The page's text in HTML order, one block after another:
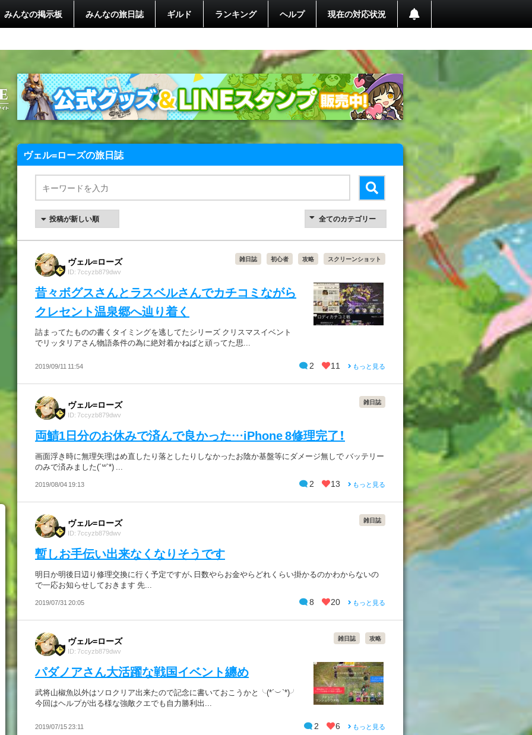
みんなの掲示板 みんなの旅日誌 ギルド ランキング ヘルプ 現在の対応状況
ヴェル=ローズの旅日誌
ヴェル=ローズ
ID: 7ccyzb879dwv
雑日誌 初心者 攻略 スクリーンショット
昔々ボグスさんとラスベルさんでカチコミながら
クレセント温泉郷へ辿り着く
詰まってたものの書くタイミングを逃してたシリーズ クリスマスイベント
でリッタリアさん物語条件の為に絶対着かねばと頑ってた思...
2019/09/11 11:54 2 11 もっと見る
ヴェル=ローズ
ID: 7ccyzb879dwv
雑日誌
両鯖1日分のお休みで済んで良かった…iPhone 8修理完了！
画面浮き時に無理矢理はめ直したり落としたりしなかったお陰か基盤等にダメージ無しで バッテリー
のみで済みました(´꒳`*) ...
2019/08/04 19:13 2 13 もっと見る
ヴェル=ローズ
ID: 7ccyzb879dwv
雑日誌
暫しお手伝い出来なくなりそうです
明日か明後日辺り修理交換に行く予定ですが、日数やらお金やらどれくらい掛かるのかわからないの
で一応お知らせしておきます 先...
2019/07/31 20:05 8 20 もっと見る
ヴェル=ローズ
ID: 7ccyzb879dwv
雑日誌 攻略
パダノアさん大活躍な戦国イベント纏め
武将山椒魚以外はソロクリア出来たので記念に書いておこうかと╰(*´︶`*)╯
今回はヘルプが出る様な強敵クエでも自力勝利出...
2019/07/15 23:11 2 6 もっと見る